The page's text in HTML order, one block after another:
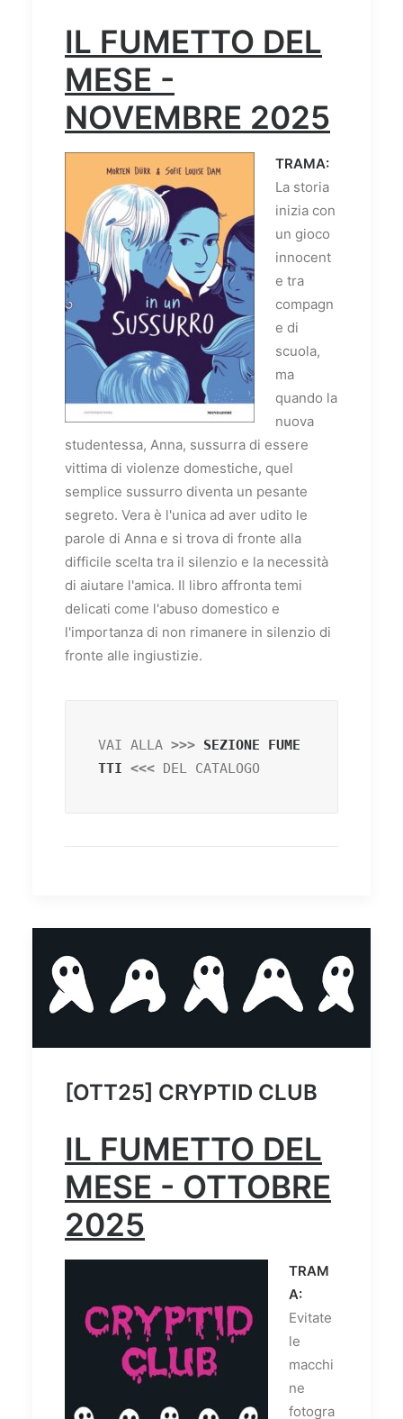
IL FUMETTO DEL
MESE -
NOVEMBRE 2025
TRAMA:
La storia
inizia con
un gioco
innocent
e tra
compagn
e di
scuola,
ma
quando la
nuova
studentessa, Anna, sussurra di essere
vittima di violenze domestiche, quel
semplice sussurro diventa un pesante
segreto. Vera è l'unica ad aver udito le
parole di Anna e si trova di fronte alla
difficile scelta tra il silenzio e la necessità
di aiutare l'amica. Il libro affronta temi
delicati come l'abuso domestico e
l'importanza di non rimanere in silenzio di
fronte alle ingiustizie.
VAI ALLA >>> SEZIONE FUME
TTI <<< DEL CATALOGO
[OTT25] CRYPTID CLUB
IL FUMETTO DEL
MESE - OTTOBRE
2025
TRAM
A:
Evitate
le
macchi
ne
fotogra